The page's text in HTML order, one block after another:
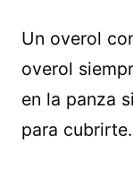
Un overol
overol
en la panza
para cubrirte.